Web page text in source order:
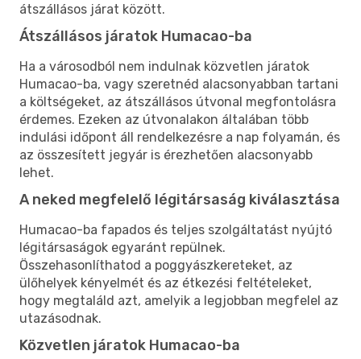
átszállásos járat között.
Átszállásos járatok Humacao-ba
Ha a városodból nem indulnak közvetlen járatok
Humacao-ba, vagy szeretnéd alacsonyabban tartani
a költségeket, az átszállásos útvonal megfontolásra
érdemes. Ezeken az útvonalakon általában több
indulási időpont áll rendelkezésre a nap folyamán, és
az összesített jegyár is érezhetően alacsonyabb
lehet.
A neked megfelelő légitársaság kiválasztása
Humacao-ba fapados és teljes szolgáltatást nyújtó
légitársaságok egyaránt repülnek.
Összehasonlíthatod a poggyászkereteket, az
ülőhelyek kényelmét és az étkezési feltételeket,
hogy megtaláld azt, amelyik a legjobban megfelel az
utazásodnak.
Közvetlen járatok Humacao-ba